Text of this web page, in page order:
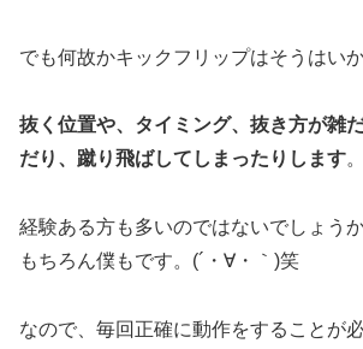
でも何故かキックフリップはそうはい
抜く位置や、タイミング、抜き方が雑
だり、蹴り飛ばしてしまったりします。
経験ある方も多いのではないでしょう
もちろん僕もです。(´・∀・｀)笑
なので、毎回正確に動作をすることが